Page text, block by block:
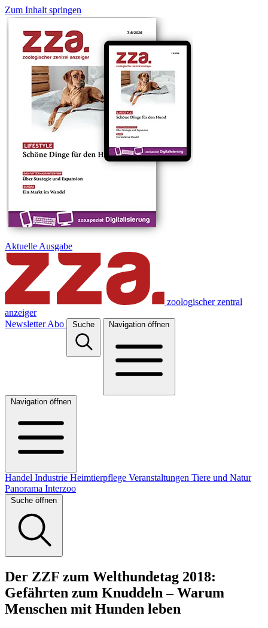
Zum Inhalt springen
Aktuelle Ausgabe
zoologischer zentral
anzeiger
Newsletter Abo Suche Navigation öffnen
Navigation öffnen
Handel Industrie Heimtierpflege Veranstaltungen Tiere und Natur
Panorama Interzoo
Suche öffnen
Der ZZF zum Welthundetag 2018:
Gefährten zum Knuddeln – Warum
Menschen mit Hunden leben